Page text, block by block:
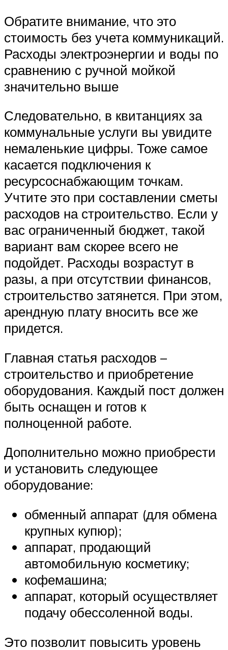
Обратите внимание, что это
стоимость без учета коммуникаций.
Расходы электроэнергии и воды по
сравнению с ручной мойкой
значительно выше
Следовательно, в квитанциях за
коммунальные услуги вы увидите
немаленькие цифры. Тоже самое
касается подключения к
ресурсоснабжающим точкам.
Учтите это при составлении сметы
расходов на строительство. Если у
вас ограниченный бюджет, такой
вариант вам скорее всего не
подойдет. Расходы возрастут в
разы, а при отсутствии финансов,
строительство затянется. При этом,
арендную плату вносить все же
придется.
Главная статья расходов –
строительство и приобретение
оборудования. Каждый пост должен
быть оснащен и готов к
полноценной работе.
Дополнительно можно приобрести
и установить следующее
оборудование:
обменный аппарат (для обмена
крупных купюр);
аппарат, продающий
автомобильную косметику;
кофемашина;
аппарат, который осуществляет
подачу обессоленной воды.
Это позволит повысить уровень